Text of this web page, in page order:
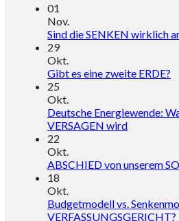
01
Nov.
Sind die SENKEN wirklich
29
Okt.
Gibt es eine zweite ERDE?
25
Okt.
Deutsche Energiewende:
VERSAGEN wird
22
Okt.
ABSCHIED von unserem
18
Okt.
Budgetmodell vs.
VERFASSUNGSGERICHT?